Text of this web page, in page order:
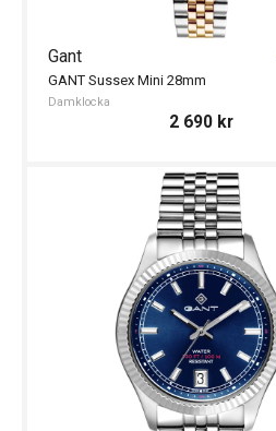
Gant
Damklocka
GANT Sussex Mini 28mm
2 690 kr